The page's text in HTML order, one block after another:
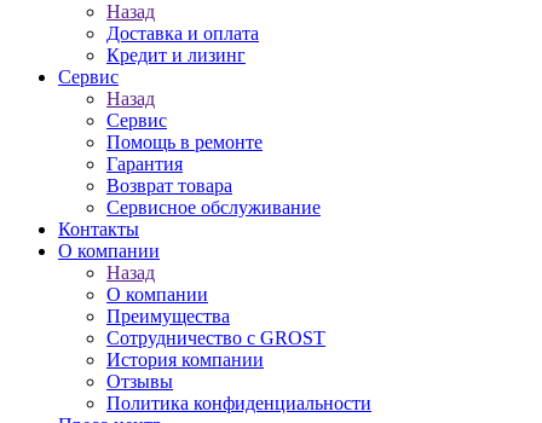
Назад
Доставка и оплата
Кредит и лизинг
Сервис
Назад
Сервис
Помощь в ремонте
Гарантия
Возврат товара
Сервисное обслуживание
Контакты
О компании
Назад
О компании
Преимущества
Сотрудничество с GROST
История компании
Отзывы
Политика конфиденциальности